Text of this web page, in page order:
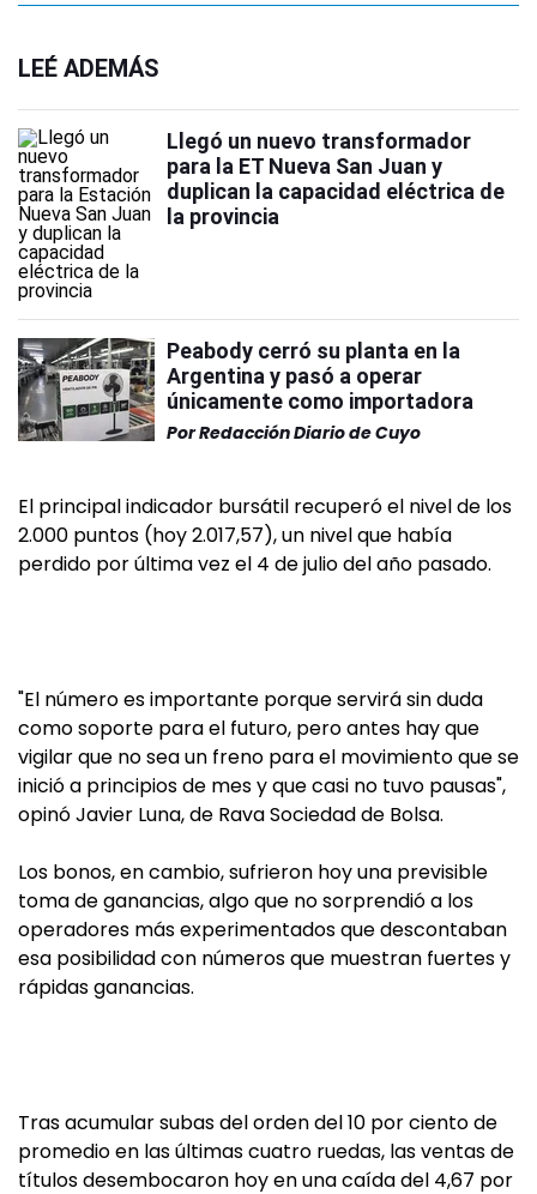
LEÉ ADEMÁS
Llegó un nuevo transformador
para la ET Nueva San Juan y
duplican la capacidad eléctrica de
la provincia
Peabody cerró su planta en la
Argentina y pasó a operar
únicamente como importadora
PorRedacción Diario de Cuyo
El principal indicador bursátil recuperó el nivel de los
2.000 puntos (hoy 2.017,57), un nivel que había
perdido por última vez el 4 de julio del año pasado.
"El número es importante porque servirá sin duda
como soporte para el futuro, pero antes hay que
vigilar que no sea un freno para el movimiento que se
inició a principios de mes y que casi no tuvo pausas",
opinó Javier Luna, de Rava Sociedad de Bolsa.
Los bonos, en cambio, sufrieron hoy una previsible
toma de ganancias, algo que no sorprendió a los
operadores más experimentados que descontaban
esa posibilidad con números que muestran fuertes y
rápidas ganancias.
Tras acumular subas del orden del 10 por ciento de
promedio en las últimas cuatro ruedas, las ventas de
títulos desembocaron hoy en una caída del 4,67 por